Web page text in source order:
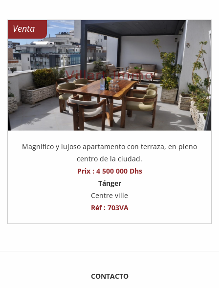
Venta
Magnífico y lujoso apartamento con terraza, en pleno
centro de la ciudad.
Prix : 4 500 000 Dhs
Tánger
Centre ville
Réf : 703VA
CONTACTO